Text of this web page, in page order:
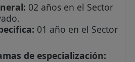
02 años en el Sector
01 año en el Sector
de especialización: